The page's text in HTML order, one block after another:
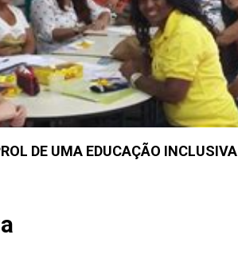
DE UMA EDUCAÇÃO INCLUSIVA